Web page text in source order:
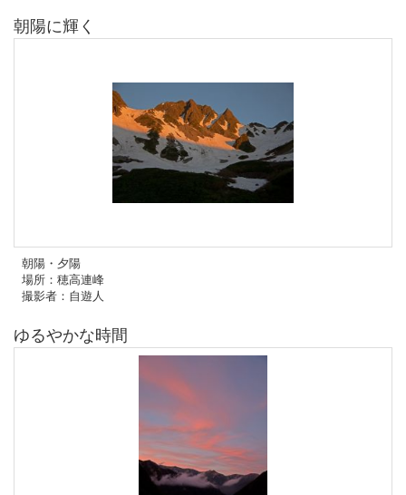
朝陽に輝く
朝陽・夕陽
場所：穂高連峰
撮影者：自遊人
ゆるやかな時間